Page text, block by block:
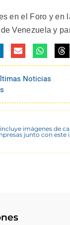
en el Foro y en
Venezuela y
Noticias
imágenes de
junto con este